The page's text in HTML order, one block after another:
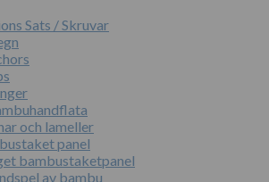
Sats / Skruvar
och lameller
panel
bambustaketpanel
av bambu